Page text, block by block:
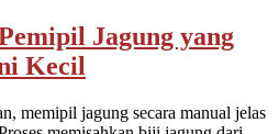
Jagung yang
Kecil
memipil jagung secara manual jelas